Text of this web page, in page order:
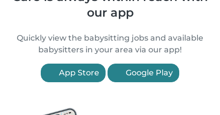
our app
Quickly view the babysitting jobs and available
babysitters in your area via our app!
App Store Google Play